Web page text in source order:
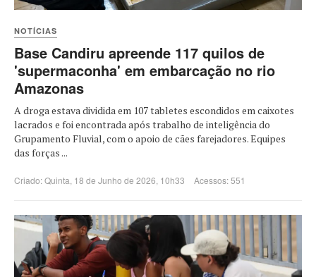
NOTÍCIAS
Base Candiru apreende 117 quilos de
'supermaconha' em embarcação no rio
Amazonas
A droga estava dividida em 107 tabletes escondidos em caixotes
lacrados e foi encontrada após trabalho de inteligência do
Grupamento Fluvial, com o apoio de cães farejadores. Equipes
das forças ...
Criado: Quinta, 18 de Junho de 2026, 10h33 Acessos: 551